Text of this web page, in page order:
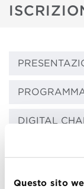
Questo sito
DIGITAL
LOGISTICA E